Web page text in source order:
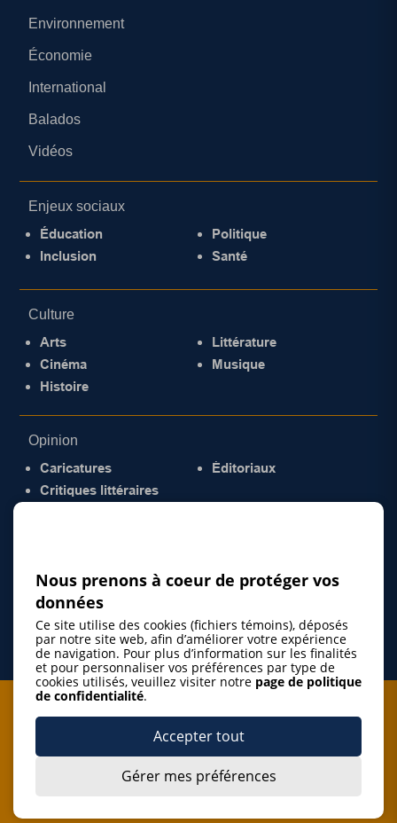
Environnement
Économie
International
Balados
Vidéos
Enjeux sociaux
Éducation
Inclusion
Politique
Santé
Culture
Arts
Cinéma
Histoire
Littérature
Musique
Opinion
Caricatures
Critiques littéraires
Éditoriaux
Je m'abonne à l'infolettre
J’accepte de m’abonner à l’infolettre de La Gazette de la
Nous prenons à coeur de protéger vos
données
Ce site utilise des cookies (fichiers témoins), déposés
par notre site web, afin d’améliorer votre expérience
de navigation. Pour plus d’information sur les finalités
et pour personnaliser vos préférences par type de
cookies utilisés, veuillez visiter notre page de politique
de confidentialité.
Accepter tout
Gérer mes préférences